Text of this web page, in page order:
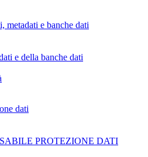
metadati e banche dati
e della banche dati
dati
PROTEZIONE DATI